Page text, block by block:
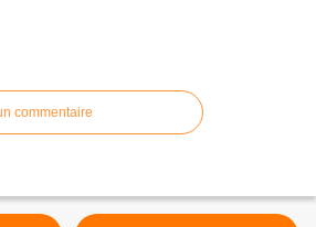
commentaire